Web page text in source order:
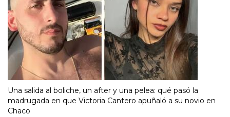
Una salida al boliche, un after y una pelea: qué pasó la
madrugada en que Victoria Cantero apuñaló a su novio en
Chaco